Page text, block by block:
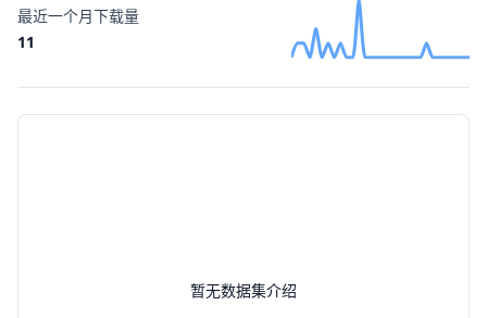
暂无数据集介绍
最近一个月下载量
11